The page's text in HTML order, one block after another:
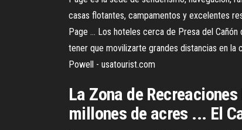
casas flotantes, campamentos y excelentes
Page ... Los hoteles cerca de Presa del
tener que movilizarte grandes distancias en
Powell - usatourist.com
La Zona de
millones de acres ... El